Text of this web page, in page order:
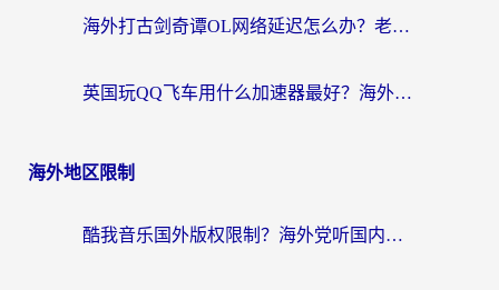
海外打古剑奇谭OL网络延迟怎么办？老玩家亲测有效的加速器选择指南
英国玩QQ飞车用什么加速器最好？海外党亲测，告别漂移卡顿的终极选择
海外地区限制
酷我音乐国外版权限制？海外党听国内歌、玩游戏、看剧的一站式解决方案